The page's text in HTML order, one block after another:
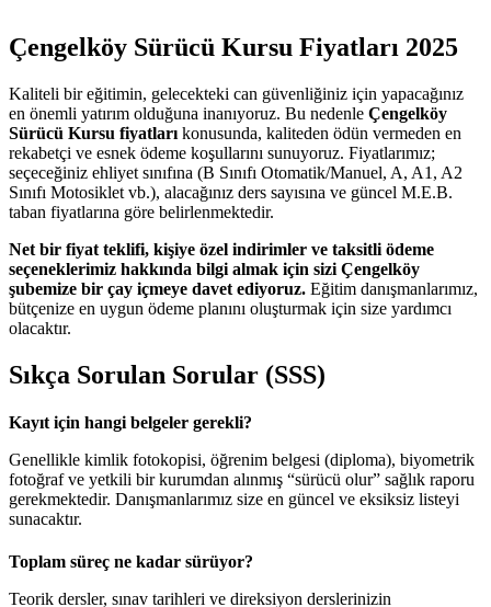
Çengelköy Sürücü Kursu Fiyatları 2025
Kaliteli bir eğitimin, gelecekteki can güvenliğiniz için yapacağınız
en önemli yatırım olduğuna inanıyoruz. Bu nedenle Çengelköy
Sürücü Kursu fiyatları konusunda, kaliteden ödün vermeden en
rekabetçi ve esnek ödeme koşullarını sunuyoruz. Fiyatlarımız;
seçeceğiniz ehliyet sınıfına (B Sınıfı Otomatik/Manuel, A, A1, A2
Sınıfı Motosiklet vb.), alacağınız ders sayısına ve güncel M.E.B.
taban fiyatlarına göre belirlenmektedir.
Net bir fiyat teklifi, kişiye özel indirimler ve taksitli ödeme
seçeneklerimiz hakkında bilgi almak için sizi Çengelköy
şubemize bir çay içmeye davet ediyoruz. Eğitim danışmanlarımız,
bütçenize en uygun ödeme planını oluşturmak için size yardımcı
olacaktır.
Sıkça Sorulan Sorular (SSS)
Kayıt için hangi belgeler gerekli?
Genellikle kimlik fotokopisi, öğrenim belgesi (diploma), biyometrik
fotoğraf ve yetkili bir kurumdan alınmış “sürücü olur” sağlık raporu
gerekmektedir. Danışmanlarımız size en güncel ve eksiksiz listeyi
sunacaktır.
Toplam süreç ne kadar sürüyor?
Teorik dersler, sınav tarihleri ve direksiyon derslerinizin